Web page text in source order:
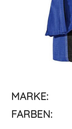
MARKE:
FARBEN: